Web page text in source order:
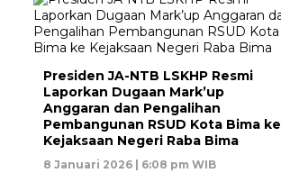
Presiden JA-NTB LSKHP Resmi
Laporkan Dugaan Mark’up
Anggaran dan Pengalihan
Pembangunan RSUD Kota Bima ke
Kejaksaan Negeri Raba Bima
8 Januari 2026 | 6:08 pm WIB